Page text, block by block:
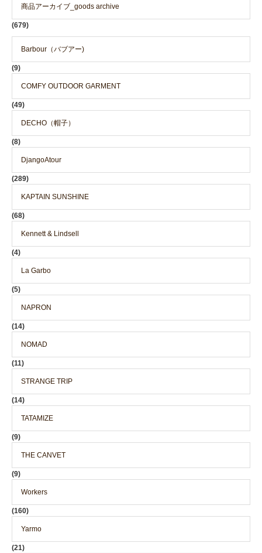
商品アーカイブ_goods archive
(679)
Barbour（バブアー)
(9)
COMFY OUTDOOR GARMENT
(49)
DECHO（帽子）
(8)
DjangoAtour
(289)
KAPTAIN SUNSHINE
(68)
Kennett & Lindsell
(4)
La Garbo
(5)
NAPRON
(14)
NOMAD
(11)
STRANGE TRIP
(14)
TATAMIZE
(9)
THE CANVET
(9)
Workers
(160)
Yarmo
(21)